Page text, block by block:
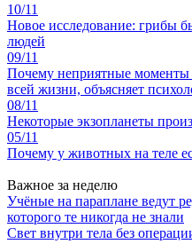
10/11
Новое исследование: грибы
людей
09/11
Почему неприятные моменты
всей жизни, объясняет
08/11
Некоторые экзопланеты
05/11
Почему у животных на теле
Важное за неделю
Учёные на параплане ведут
которого те никогда не знали
Свет внутри тела без